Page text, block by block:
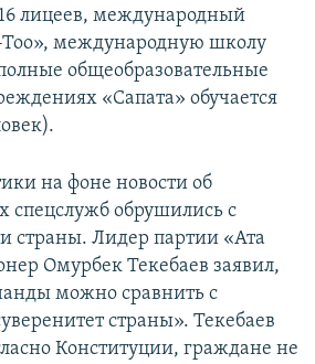
лицеев, международный
Тоо», международную школу
общеобразовательные
«Сапата» обучается
на фоне новости об
спецслужб обрушились с
страны. Лидер партии «Ата
Омурбек Текебаев заявил,
можно сравнить с
страны». Текебаев
Конституции, граждане не